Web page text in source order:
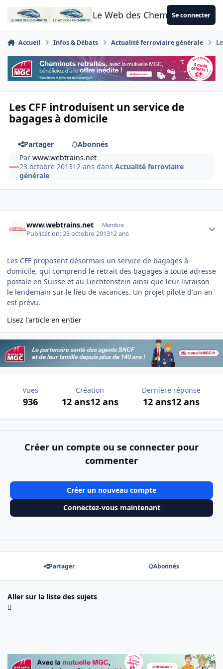
Aller au contenu
Le Web des CheminotsSe connecter
Accueil Infos & Débats Actualité ferroviaire générale
Les CFF introduisent un service de
bagages à domicile
Partager
Abonnés
Parwww.webtrains.net
23 octobre 201312 ans dansActualité ferroviaire
générale
www.webtrains.net Membre
Publication:23 octobre 201312 ans
Les CFF proposent désormais un service de bagages à
domicile, qui comprend le retrait des bagages à toute adresse
postale en Suisse et au Liechtenstein ainsi que leur livraison
le lendemain sur le lieu de vacances. Un projet pilote d'un an
est prévu.
Lisez l'article en entier
Vues
936
Création
12 ans12 ans
Dernière réponse
12 ans12 ans
Créer un compte ou se connecter pour
commenter
Créer un nouveau compte
Connectez-vous maintenant
Partager Abonnés
Aller sur la liste des sujets